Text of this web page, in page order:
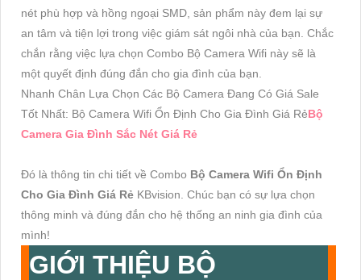
nét phù hợp và hồng ngoại SMD, sản phẩm này đem lại sự
an tâm và tiện lợi trong việc giám sát ngôi nhà của bạn. Chắc
chắn rằng việc lựa chọn Combo Bộ Camera Wifi này sẽ là
một quyết định đúng đắn cho gia đình của bạn.
Nhanh Chân Lựa Chọn Các Bộ Camera Đang Có Giá Sale
Tốt Nhất: Bộ Camera Wifi Ổn Định Cho Gia Đình Giá RẻBộ
Camera Gia Đình Sắc Nét Giá Rẻ
Đó là thông tin chi tiết về Combo Bộ Camera Wifi Ổn Định
Cho Gia Đình Giá Rẻ KBvision. Chúc bạn có sự lựa chọn
thông minh và đúng đắn cho hệ thống an ninh gia đình của
mình!
GIỚI THIỆU BỘ